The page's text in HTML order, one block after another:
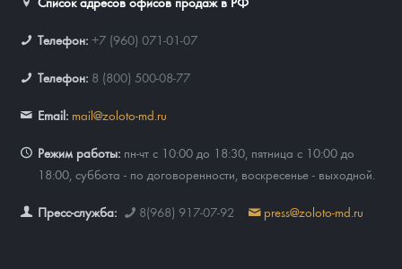
Телефон: +7 (960) 071-01-07
Телефон: 8 (800) 500-08-77
Email: mail@zoloto-md.ru
Режим работы: пн-чт с 10:00 до 18:30, пятница с 10:00 до
18:00, суббота - по договоренности, воскресенье - выходной.
Пресс-служба: 8(968) 917-07-92 press@zoloto-md.ru